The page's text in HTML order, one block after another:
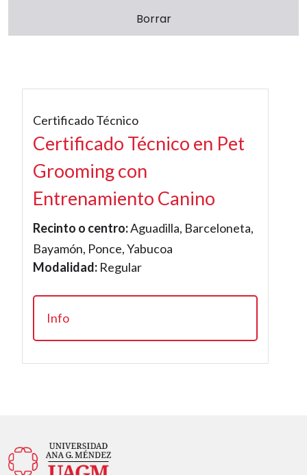
Certificado Técnico
Certificado Técnico en Pet
Grooming con
Entrenamiento Canino
Recinto o centro:Aguadilla, Barceloneta,
Bayamón, Ponce, Yabucoa
Modalidad: Regular
Info